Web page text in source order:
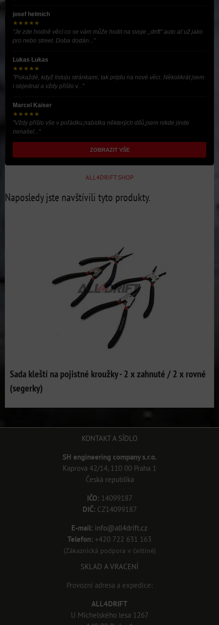
josef helmich
★★★★★
"Je zde hodně věcí co se vám může hodit na svoje ,,drift” auto ať už jako
pro nebo street. Doba dodán..."
Lukas Lukas
★★★★★
"Pokaždé, když listuju stránkami, tak prijdu na nové věci. Několikrát jsem
i objednal a vždy přišlo v..."
Marcel Kaiser
★★★★★
"Vždy přišlo vše v pořádku,nabídka některých dílů,jsem nikde jinde
nenašel..."
ZOBRAZIT VŠE
ALL4DRIFT.SHOP
Naposledy jste navštívili tyto produkty.
Sada kleští na pojistné kroužky - 2 x zahnuté / 2 x rovné
(segerky)
KONTAKT A SÍDLO
SH engineering company s.r.o.
Kaprova 42/14, 110 00 Praha 1
Česká republika
IČO:14099187
DIČ:CZ14099187
E-mail: info@all4drift.cz
Telefon: +420 722 631 163
(Zákaznická podpora v češtině)
SKLAD A VRACENÍ
Provozní adresa a expedice:
ALL4DRIFT
U Michelského lesa 1267